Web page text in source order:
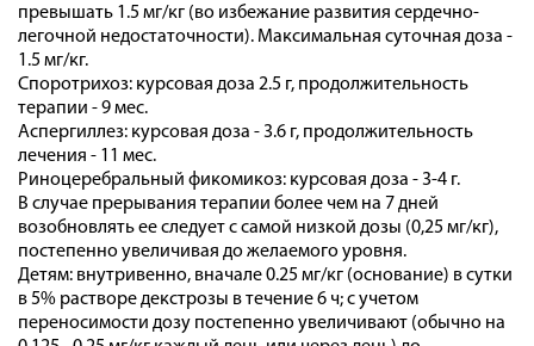
превышать 1.5 мг/кг (во избежание развития сердечно-
легочной недостаточности). Максимальная суточная доза -
1.5 мг/кг.
Споротрихоз: курсовая доза 2.5 г, продолжительность
терапии - 9 мес.
Аспергиллез: курсовая доза - 3.6 г, продолжительность
лечения - 11 мес.
Риноцеребральный фикомикоз: курсовая доза - 3-4 г.
В случае прерывания терапии более чем на 7 дней
возобновлять ее следует с самой низкой дозы (0,25 мг/кг),
постепенно увеличивая до желаемого уровня.
Детям: внутривенно, вначале 0.25 мг/кг (основание) в сутки
в 5% растворе декстрозы в течение 6 ч; с учетом
переносимости дозу постепенно увеличивают (обычно на